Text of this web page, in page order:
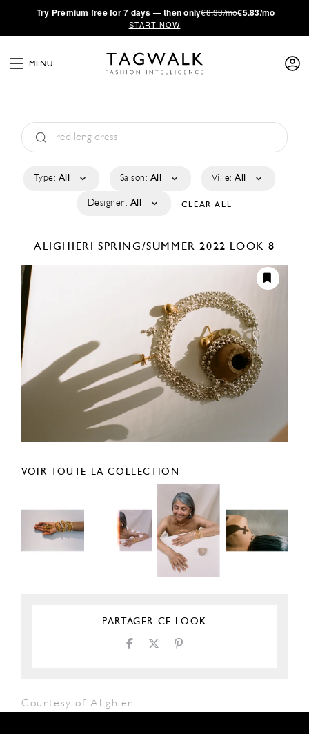
·Try Premium free for 7 days — then only€8.33/mo€5.83/mo
START NOW
MENU
Type: All Saison: All Ville: All
Designer: All CLEAR ALL
ALIGHIERI SPRING/SUMMER 2022 LOOK 8
VOIR TOUTE LA COLLECTION
PARTAGER CE LOOK
Courtesy of Alighieri